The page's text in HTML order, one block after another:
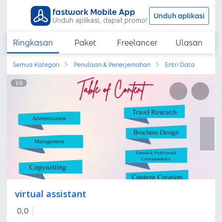
fastwork Mobile App
Unduh aplikasi, dapat promo! Unduh aplikasi
Ringkasan Paket Freelancer Ulasan
Semua Kategori Penulisan & Penerjemahan Entri Data
1/6
virtual assistant
0,0